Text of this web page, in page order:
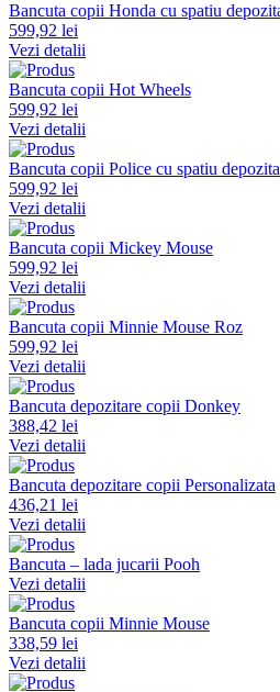
Bancuta copii Honda cu spatiu
599,92 lei
Vezi detalii
Bancuta copii Hot Wheels
599,92 lei
Vezi detalii
Bancuta copii Police cu spatiu
599,92 lei
Vezi detalii
Bancuta copii Mickey Mouse
599,92 lei
Vezi detalii
Bancuta copii Minnie Mouse Roz
599,92 lei
Vezi detalii
Bancuta depozitare copii Donkey
388,42 lei
Vezi detalii
Bancuta depozitare copii Personalizata
436,21 lei
Vezi detalii
Bancuta – lada jucarii Pooh
Vezi detalii
Bancuta copii Minnie Mouse
338,59 lei
Vezi detalii